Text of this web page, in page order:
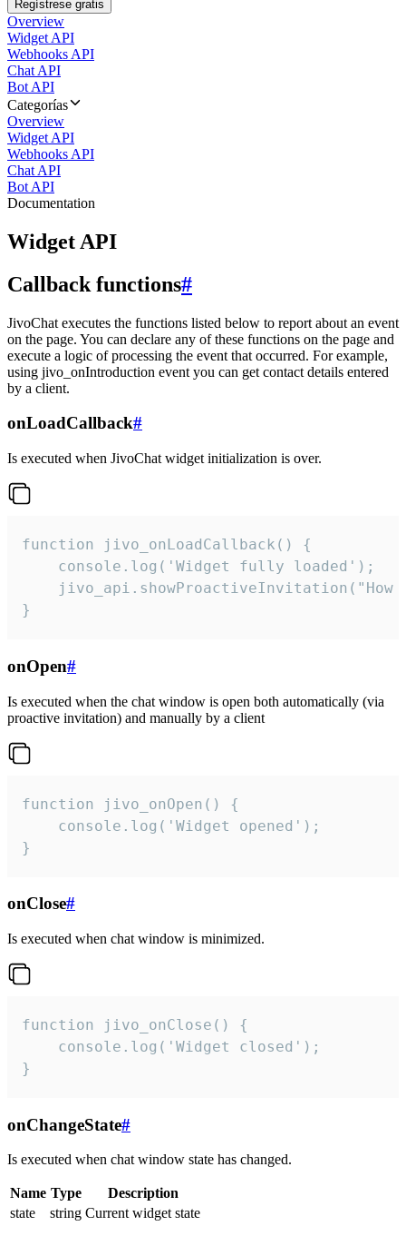
Regístrese gratis
Overview
Widget API
Webhooks API
Chat API
Bot API
Categorías
Overview
Widget API
Webhooks API
Chat API
Bot API
Documentation
Widget API
Callback functions#
JivoChat executes the functions listed below to report about an event
on the page. You can declare any of these functions on the page and
execute a logic of processing the event that occurred. For example,
using jivo_onIntroduction event you can get contact details entered
by a client.
onLoadCallback#
Is executed when JivoChat widget initialization is over.
function jivo_onLoadCallback() {
    console.log('Widget fully loaded');
jivo_api.showProactiveInvitation("How
}
onOpen#
Is executed when the chat window is open both automatically (via
proactive invitation) and manually by a client
function jivo_onOpen() {
    console.log('Widget opened');
}
onClose#
Is executed when chat window is minimized.
function jivo_onClose() {
    console.log('Widget closed');
}
onChangeState#
Is executed when chat window state has changed.
Name Type
Description
state
string Current widget state